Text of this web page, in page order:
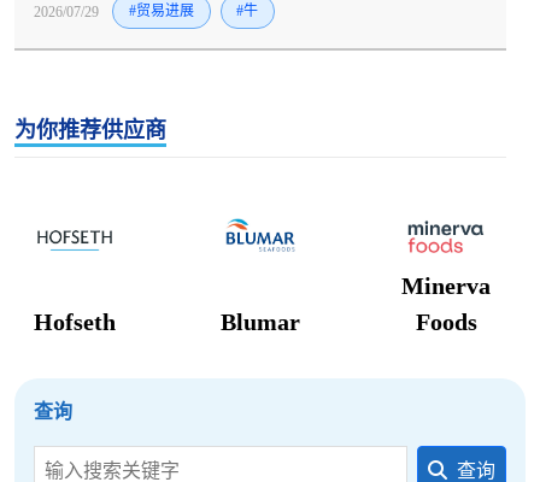
2026/07/29 #贸易进展 #牛
为你推荐供应商
Hofseth Blumar
Minerva
Foods
查询
查询